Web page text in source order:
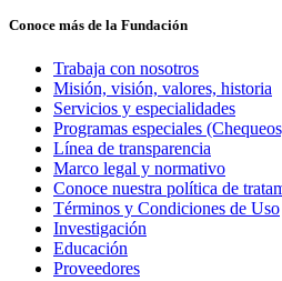
Conoce más de la Fundación
Trabaja con nosotros
Misión, visión, valores, historia
Servicios y especialidades
Programas especiales
Línea de transparencia
Marco legal y normativo
Conoce nuestra política de
Términos y Condiciones de Uso
Investigación
Educación
Proveedores